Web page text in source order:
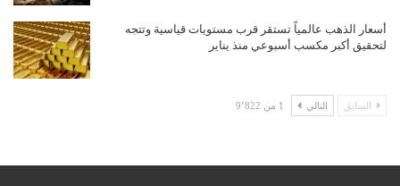
أسعار الذهب عالمياً تستقر قرب مستويات قياسية وتتجه
لتحقيق أكبر مكسب أسبوعي منذ يناير
السابق التالي 1 من 9٬822